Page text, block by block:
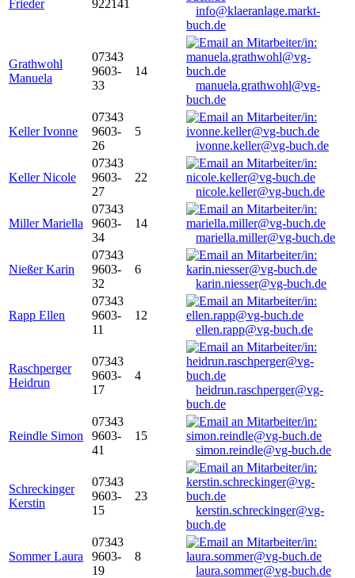
Frieder
922141
info@klaeranlage.markt-
buch.de
Grathwohl
Manuela
07343
9603-
33
14
manuela.grathwohl@vg-
buch.de
Keller Ivonne
07343
9603-
26
5
ivonne.keller@vg-buch.de
Keller Nicole
07343
9603-
27
22
nicole.keller@vg-buch.de
Miller Mariella
07343
9603-
34
14
mariella.miller@vg-buch.de
Nießer Karin
07343
9603-
32
6
karin.niesser@vg-buch.de
Rapp Ellen
07343
9603-
11
12
ellen.rapp@vg-buch.de
Raschperger
Heidrun
07343
9603-
17
4
heidrun.raschperger@vg-
buch.de
Reindle Simon
07343
9603-
41
15
simon.reindle@vg-buch.de
Schreckinger
Kerstin
07343
9603-
15
23
kerstin.schreckinger@vg-
buch.de
Sommer Laura
07343
9603-
19
8
laura.sommer@vg-buch.de